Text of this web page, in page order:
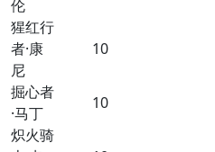
伦
猩红行
者·康
尼
10
掘心者
·马丁
10
炽火骑